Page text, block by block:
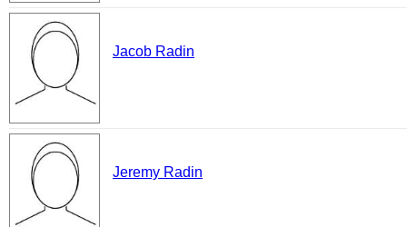
Jacob Radin
Jeremy Radin